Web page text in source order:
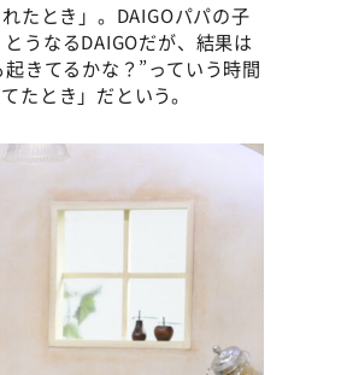
たとき」。DAIGOパパの子
うなるDAIGOだが、結果は
きてるかな？”っていう時間
たとき」だという。